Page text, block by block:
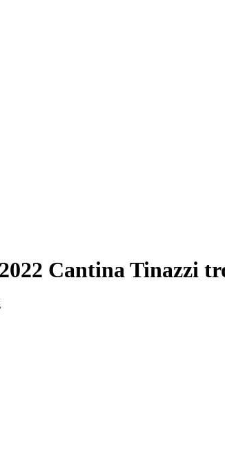
Cantina Tinazzi